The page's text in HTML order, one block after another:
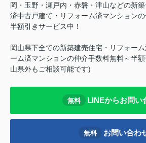
岡・玉野・瀬戸内・赤磐・津山などの新
済中古戸建て・リフォーム済マンション
半額引きサービス中！
岡山県下全ての新築建売住宅・リフォー
ーム済マンションの仲介手数料無料～半
山県外もご相談可能です)
無料 LINEからお問い
無料 お問い合わ